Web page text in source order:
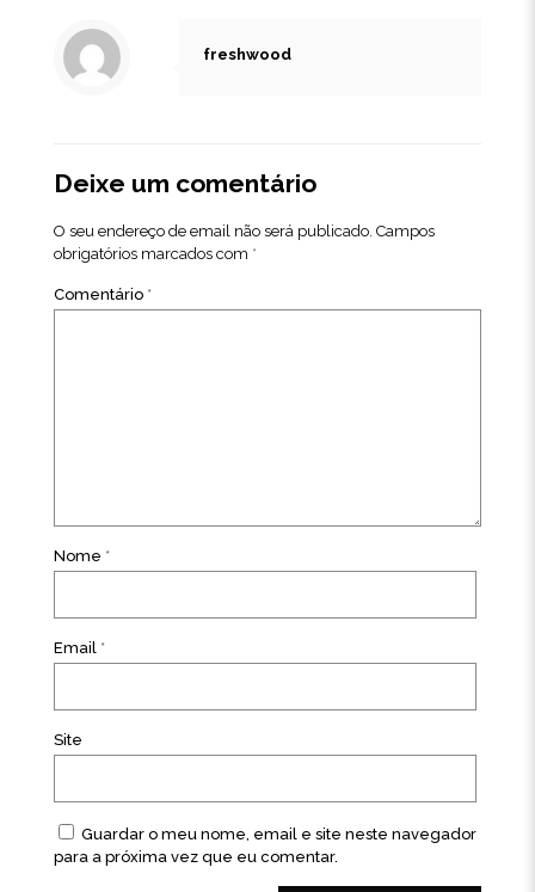
freshwood
Deixe um comentário
O seu endereço de email não será publicado. Campos
obrigatórios marcados com *
Comentário *
Nome *
Email *
Site
Guardar o meu nome, email e site neste navegador
para a próxima vez que eu comentar.